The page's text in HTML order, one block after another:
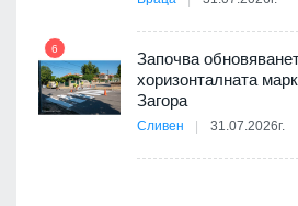
6
Започва
хоризонталната
Загора
Сливен 31.07.2026г.